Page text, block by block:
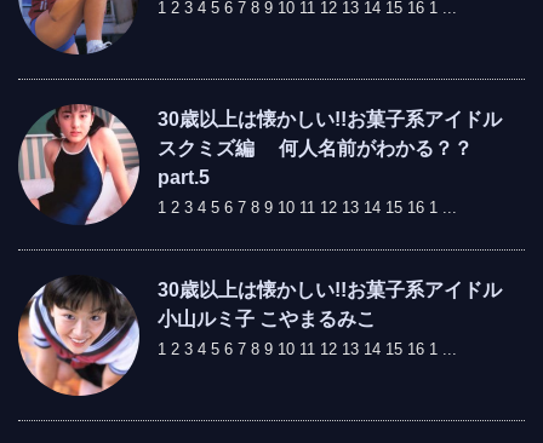
1 2 3 4 5 6 7 8 9 10 11 12 13 14 15 16 1 ...
30歳以上は懐かしい!!お菓子系アイドル
スクミズ編 何人名前がわかる？？
part.5
1 2 3 4 5 6 7 8 9 10 11 12 13 14 15 16 1 ...
30歳以上は懐かしい!!お菓子系アイドル
小山ルミ子 こやまるみこ
1 2 3 4 5 6 7 8 9 10 11 12 13 14 15 16 1 ...